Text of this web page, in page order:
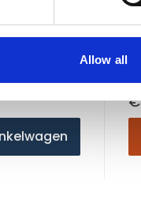
Allow all